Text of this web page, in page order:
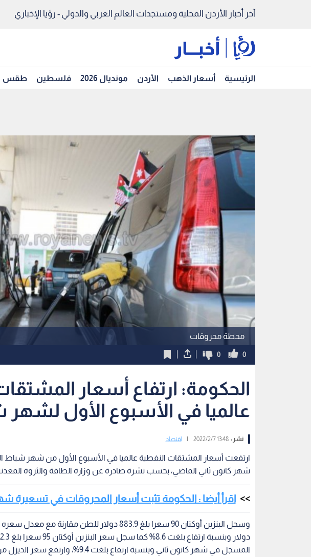
آخر أخبار الأردن المحلية ومستجدات العالم العربي والدولي - رؤيا الإخباري
الرئيسية أسعار الذهب الأردن مونديال 2026 فلسطين طقس
محطة محروقات
0
0
الحكومة: ارتفاع أسعار
عالميا في الأسبوع الأول
نشر :13:48 2022/2/7 اقتصاد
ارتفعت أسعار المشتقات النفطية عالميا في الأسبوع الأول من شهر شباط
شهر كانون ثاني الماضي، بحسب نشرة صادرة عن وزارة الطاقة والثروة
اقرأ أيضا : الحكومة تثبت أسعار المحروقات في تسعيرة